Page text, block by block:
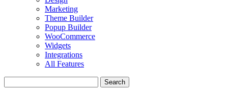
Marketing
Theme Builder
Popup Builder
WooCommerce
Widgets
Integrations
All Features
Search